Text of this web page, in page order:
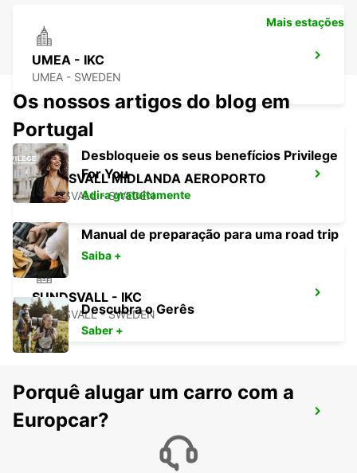
UMEA - IKC
UMEA - SWEDEN
SUNDSVALL MIDLANDA AEROPORTO
SUNDSVALL - SWEDEN
SUNDSVALL - IKC
SUNDSVALL - SWEDEN
SUNDSVALL TRAIN STATION
SUNDSVALL - SWEDEN
Mais estações
Os nossos artigos do blog em
Portugal
Desbloqueie os seus benefícios Privilege
For You
Adira gratuitamente
Manual de preparação para uma road trip
Saiba +
Descubra o Gerês
Saber +
Porquê alugar um carro com a
Europcar?